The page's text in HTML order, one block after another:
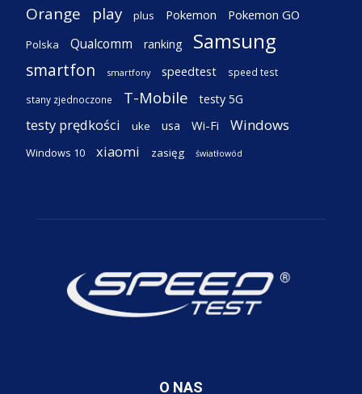
Orange play plus Pokemon Pokemon GO
Polska Qualcomm ranking Samsung
smartfon smartfony speedtest speed test
stany zjednoczone T-Mobile testy 5G
testy prędkości uke usa Wi-Fi Windows
Windows 10 xiaomi zasięg światłowód
O NAS